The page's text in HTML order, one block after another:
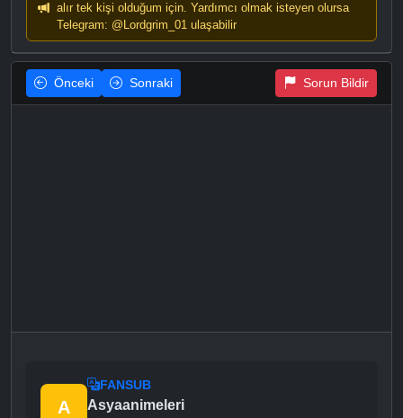
alır tek kişi olduğum için. Yardımcı olmak isteyen olursa
Telegram: @Lordgrim_01 ulaşabilir
Önceki Sonraki Sorun Bildir
A
FANSUB
Asyaanimeleri